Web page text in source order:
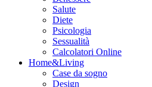
Salute
Diete
Psicologia
Sessualità
Calcolatori Online
Home&Living
Case da sogno
Design